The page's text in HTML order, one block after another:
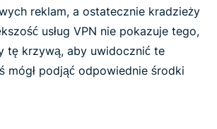
reklam, a ostatecznie kradzieży
usług VPN nie pokazuje tego,
tę krzywą, aby uwidocznić te
mógł podjąć odpowiednie środki